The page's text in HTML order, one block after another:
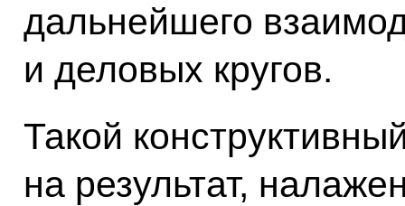
дальнейшего
и деловых кругов.
Такой
на результат,